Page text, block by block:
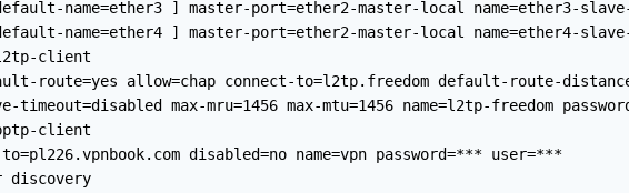
name=ether3 ] master-port=ether2-master-local name=ether3-
name=ether4 ] master-port=ether2-master-local name=ether4-
client
route=yes allow=chap connect-to=l2tp.freedom default-route-
timeout=disabled max-mru=1456 max-mtu=1456 name=l2tp-freedom
client
disabled=no name=vpn password=*** user=***
discovery